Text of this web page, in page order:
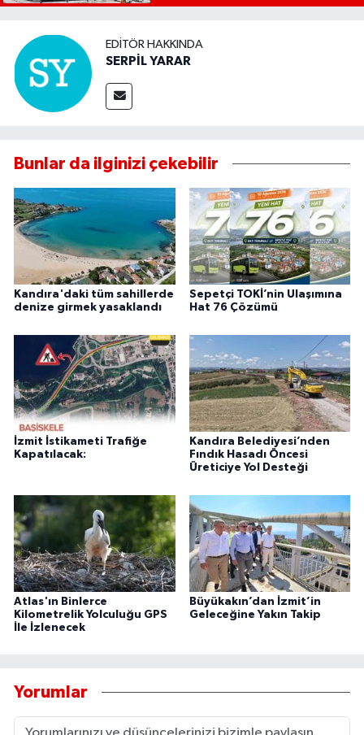
EDITÖR HAKKINDA
SERPİL YARAR
Bunlar da ilginizi çekebilir
Kandıra'daki tüm sahillerde
denize girmek yasaklandı
Sepetçi TOKİ’nin Ulaşımına
Hat 76 Çözümü
İzmit İstikameti Trafiğe
Kapatılacak:
Kandıra Belediyesi’nden
Fındık Hasadı Öncesi
Üreticiye Yol Desteği
Atlas'ın Binlerce
Kilometrelik Yolculuğu GPS
İle İzlenecek
Büyükakın’dan İzmit’in
Geleceğine Yakın Takip
Yorumlar